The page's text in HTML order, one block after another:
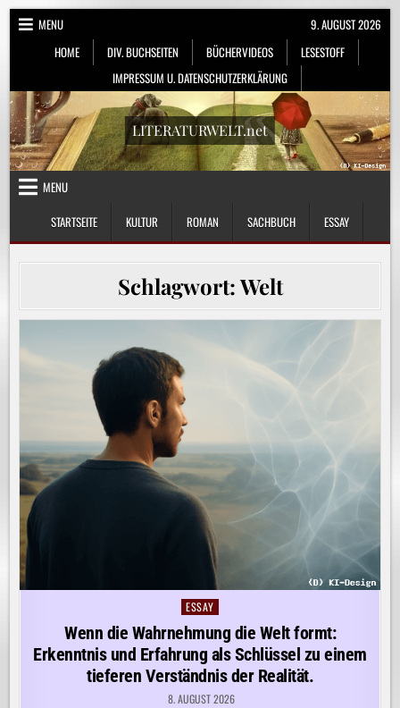
Skip
MENU
HOME
DIV. BUCHSEITEN BÜCHERVIDEOS
LESESTOFF
IMPRESSUM U. DATENSCHUTZERKLÄRUNG
9. AUGUST 2026
LITERATURWELT.net
MENU
STARTSEITE
KULTUR ROMAN SACHBUCH ESSAY
Schlagwort:Welt
Posted
in
ESSAY
Wenn die Wahrnehmung die Welt formt:
Erkenntnis und Erfahrung als Schlüssel zu einem
tieferen Verständnis der Realität.
8. AUGUST 2026